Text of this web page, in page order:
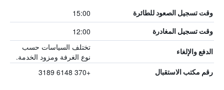
وقت تسجيل الصعود للطائرة 15:00
وقت تسجيل المغادرة 12:00
الدفع والإلغاء
تختلف السياسات حسب
نوع الغرفة ومزود الخدمة.
رقم مكتب الاستقبال +370 6148 3189